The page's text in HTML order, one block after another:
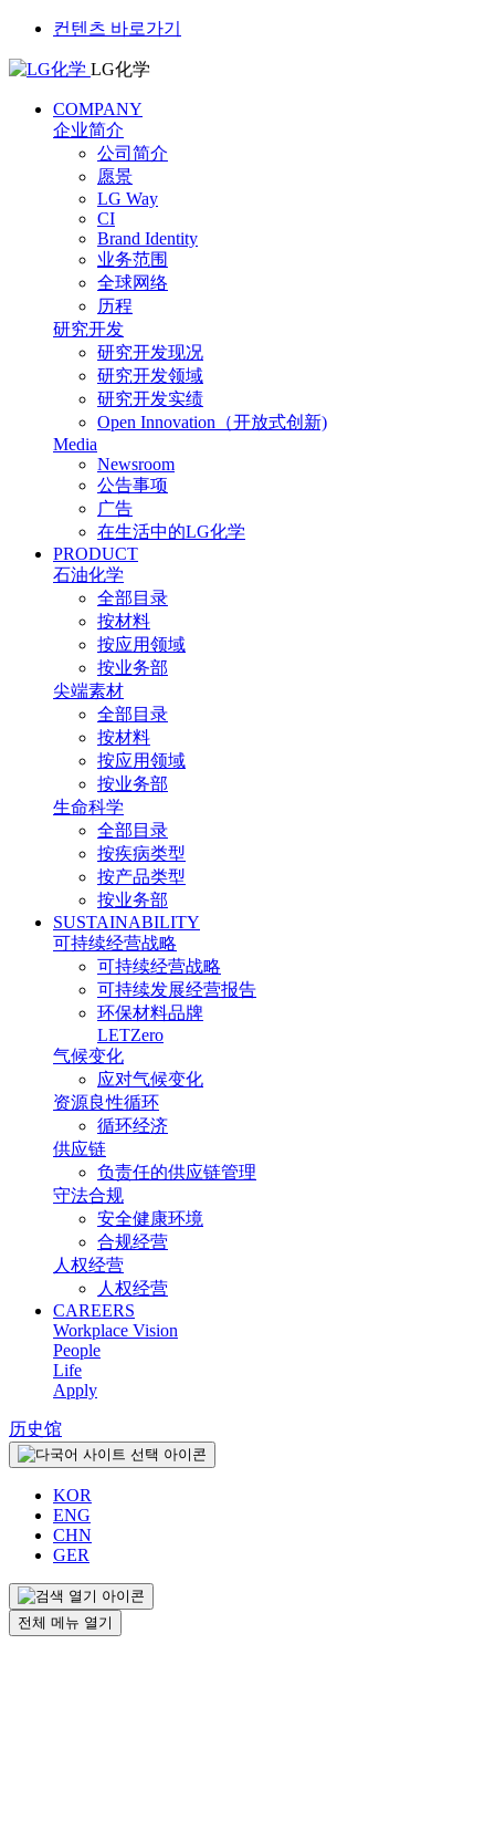
컨텐츠 바로가기
LG化学
COMPANY
企业简介
公司简介
愿景
LG Way
CI
Brand Identity
业务范围
全球网络
历程
研究开发
研究开发现况
研究开发领域
研究开发实绩
Open Innovation（开放式创新)
Media
Newsroom
公告事项
广告
在生活中的LG化学
PRODUCT
石油化学
全部目录
按材料
按应用领域
按业务部
尖端素材
全部目录
按材料
按应用领域
按业务部
生命科学
全部目录
按疾病类型
按产品类型
按业务部
SUSTAINABILITY
可持续经营战略
可持续经营战略
可持续发展经营报告​
环保材料品牌
LETZero
气候变化
应对气候变化
资源良性循环
循环经济
供应链
负责任的供应链管理
守法合规
安全健康环境
合规经营
人权经营
人权经营
CAREERS
Workplace Vision
People
Life
Apply
历史馆
KOR
ENG
CHN
GER
전체 메뉴 열기